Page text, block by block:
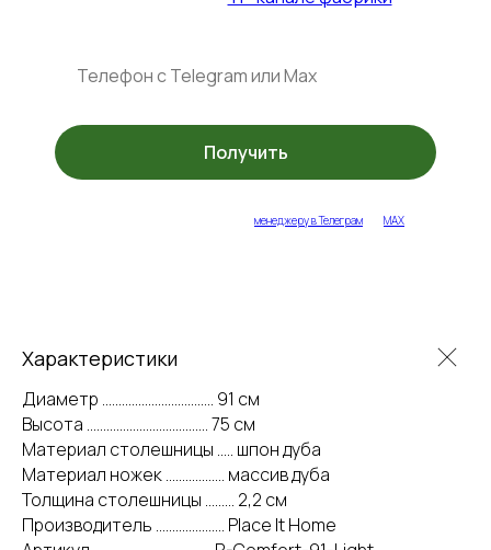
Получить
менеджеру в Телеграм MAX
Характеристики
Диаметр .................................. 91 см
Высота ..................................... 75 см
Материал столешницы ..... шпон дуба
Материал ножек .................. массив дуба
Толщина столешницы ......... 2,2 см
Производитель ..................... Place It Home